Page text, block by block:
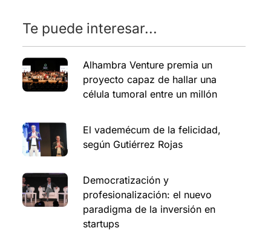
Te puede interesar...
Alhambra Venture premia un
proyecto capaz de hallar una
célula tumoral entre un millón
El vademécum de la felicidad,
según Gutiérrez Rojas
Democratización y
profesionalización: el nuevo
paradigma de la inversión en
startups